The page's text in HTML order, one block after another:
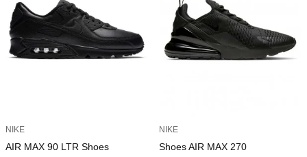
NIKE
AIR MAX 90 LTR Shoes
NIKE
Shoes AIR MAX 270